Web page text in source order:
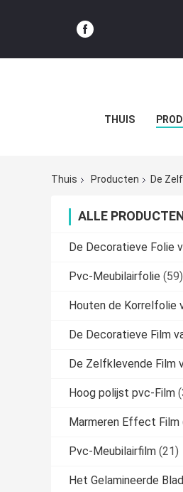
THUIS
Thuis Producten De
ALLE
De Decoratieve Folie
Pvc-Meubilairfolie (59)
Houten de Korrelfolie
De Decoratieve Film
De Zelfklevende Film
Hoog polijst pvc-Film
Marmeren Effect Film
Pvc-Meubilairfilm (21)
Het Gelamineerde